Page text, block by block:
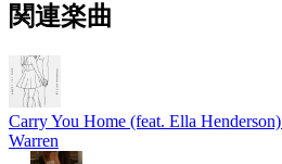
関連楽曲
Carry You Home (feat. Ella Henderson)
Warren